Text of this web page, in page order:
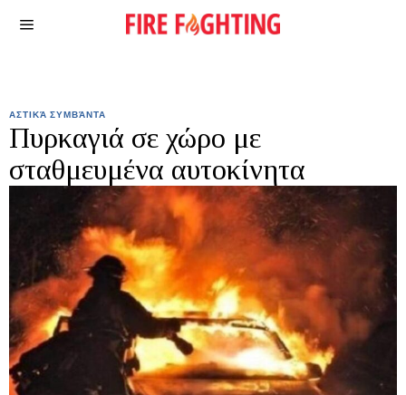
ΑΣΤΙΚΆ ΣΥΜΒΆΝΤΑ
Πυρκαγιά σε χώρο με
σταθμευμένα αυτοκίνητα